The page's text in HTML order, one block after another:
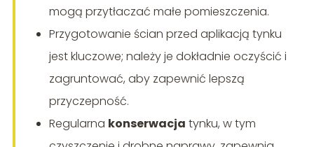
mogą przytłaczać małe pomieszczenia.
Przygotowanie ścian przed aplikacją tynku
jest kluczowe; należy je dokładnie oczyścić i
zagruntować, aby zapewnić lepszą
przyczepność.
Regularna konserwacja tynku, w tym